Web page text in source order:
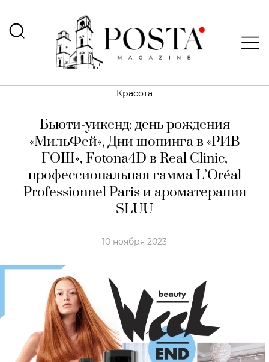
Красота
Бьюти-уикенд: день рождения
«МильФей», Дни шопинга в «РИВ
ГОШ», Fotona4D в Real Clinic,
профессиональная гамма L’Oréal
Professionnel Paris и ароматерапия
SLUU
10 ноября 2023